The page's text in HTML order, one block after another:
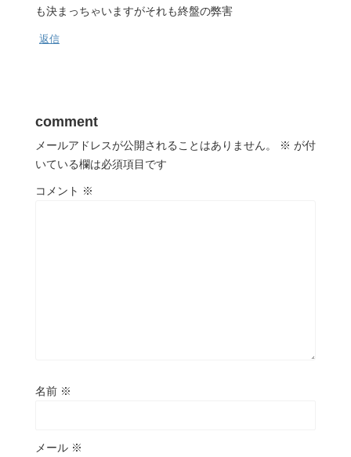
も決まっちゃいますがそれも終盤の弊害
返信
comment
メールアドレスが公開されることはありません。 ※ が付
いている欄は必須項目です
コメント ※
名前 ※
メール ※